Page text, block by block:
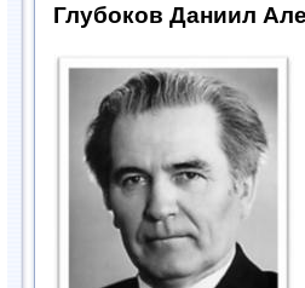
Глубоков Даниил